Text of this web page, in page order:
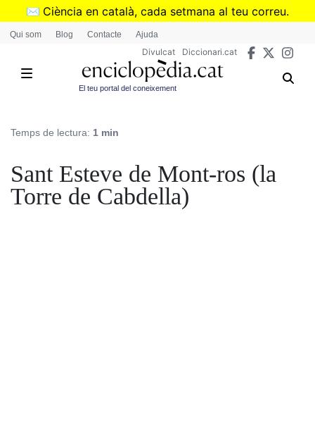
Vés
✉️ Ciència en català, cada setmana al teu correu.
➜Subscriu-te al butlletí de Divulcat
Qui som Blog Contacte Ajuda
Divulcat Diccionari.cat
El teu portal del coneixement
Temps de lectura: 1 min
Sant Esteve de Mont-ros (la
Torre de Cabdella)